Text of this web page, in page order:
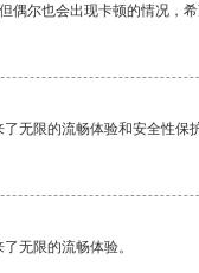
偶尔也会出现卡顿的情况，希
无限的流畅体验和安全性保护
无限的流畅体验。